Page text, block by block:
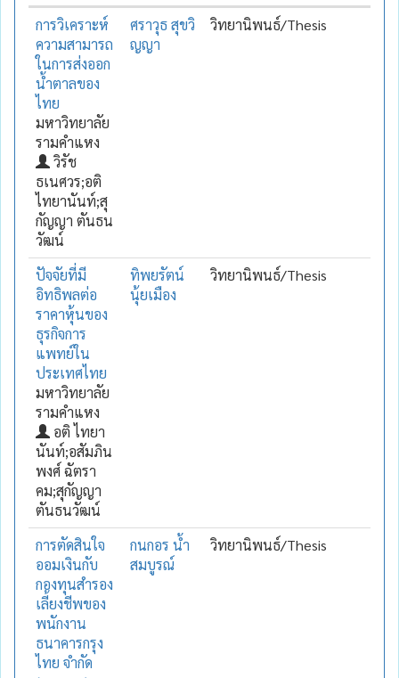
การวิเคราะห์
ความสามารถ
ในการส่งออก
น้ำตาลของ
ไทย
มหาวิทยาลัย
รามคำแหง
วิรัช
ธเนศวร;อติ
ไทยานันท์;สุ
กัญญา ตันธน
วัฒน์
ศราวุธ สุขวิ
ญญา
วิทยานิพนธ์/Thesis
ปัจจัยที่มี
อิทธิพลต่อ
ราคาหุ้นของ
ธุรกิจการ
แพทย์ใน
ประเทศไทย
มหาวิทยาลัย
รามคำแหง
อติ ไทยา
นันท์;อสัมภิน
พงศ์ ฉัตรา
คม;สุกัญญา
ตันธนวัฒน์
ทิพยรัตน์
นุ้ยเมือง
วิทยานิพนธ์/Thesis
การตัดสินใจ
ออมเงินกับ
กองทุนสำรอง
เลี้ยงชีพของ
พนักงาน
ธนาคารกรุง
ไทย จำกัด
กนกอร น้ำ
สมบูรณ์
วิทยานิพนธ์/Thesis